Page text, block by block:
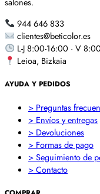
944 646 833
clientes@beticolor.es
L-J 8:00-16:00 · V
Leioa, Bizkaia
AYUDA Y PEDIDOS
> Preguntas
> Envíos y entregas
> Devoluciones
> Formas de pago
> Seguimiento de
> Contacto